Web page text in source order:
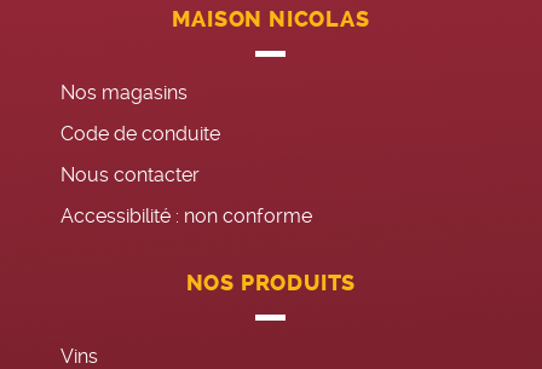
MAISON NICOLAS
Nos magasins
Code de conduite
Nous contacter
Accessibilité : non conforme
NOS PRODUITS
Vins